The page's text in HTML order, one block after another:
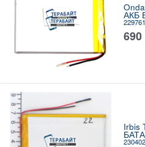
АКБ
229761
690
Irbis
230402